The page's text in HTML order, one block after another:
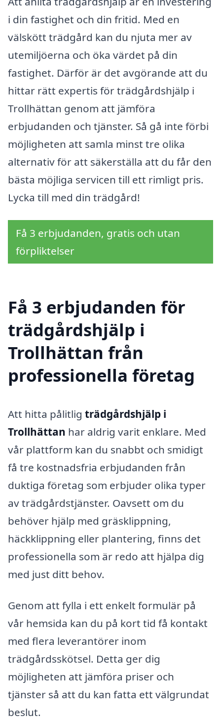
i din fastighet och din fritid. Med en
välskött trädgård kan du njuta mer av
utemiljöerna och öka värdet på din
fastighet. Därför är det avgörande att du
hittar rätt expertis för trädgårdshjälp i
Trollhättan genom att jämföra
erbjudanden och tjänster. Så gå inte förbi
möjligheten att samla minst tre olika
alternativ för att säkerställa att du får den
bästa möjliga servicen till ett rimligt pris.
Lycka till med din trädgård!
Få 3 erbjudanden, gratis och utan
förpliktelser
Få 3 erbjudanden för
trädgårdshjälp i
Trollhättan från
professionella företag
Att hitta pålitlig trädgårdshjälp i
Trollhättan har aldrig varit enklare. Med
vår plattform kan du snabbt och smidigt
få tre kostnadsfria erbjudanden från
duktiga företag som erbjuder olika typer
av trädgårdstjänster. Oavsett om du
behöver hjälp med gräsklippning,
häckklippning eller plantering, finns det
professionella som är redo att hjälpa dig
med just ditt behov.
Genom att fylla i ett enkelt formulär på
vår hemsida kan du på kort tid få kontakt
med flera leverantörer inom
trädgårdsskötsel. Detta ger dig
möjligheten att jämföra priser och
tjänster så att du kan fatta ett välgrundat
beslut.